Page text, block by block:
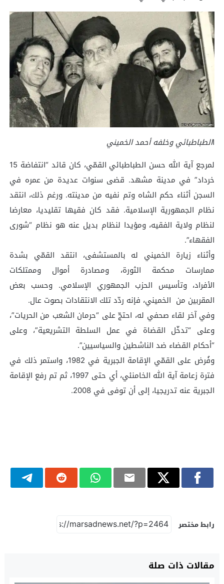
االطباطبائي وخلفه أحمد الخميني
لمرجع آية الله حسن الطباطبائي القمّي، كان قائد “انتفاضة 15
خرداد” في مدينة مشهد. قضى سنوات عديدة من عمره في
السجن أثناء حكم الشاه وتم نفيه من مدينته. ورغم ذلك، انتقد
نظام الجمهورية الإسلامية. فقد كان فقيها تقليديا، معارضا
لنظام ولاية الفقيه، ومؤيدا لنظام بديل عنه هو نظام “شورى
الفقهاء”.
وأثناء زيارة الخميني له بالمستشفى، انتقد القمّي بشدة
ممارسات محكمة الثورة، ومصادرة أموال وممتلكات
الأفراد، وتأسيس الحزب الجمهوري الإسلامي. وحسب بعض
المقربين من الخميني، فإنه ردّد تلك الانتقادات بصوت عال.
وفي آخر لقاء صحفي له، احتجّ على “حرمان الشعب من الحريات”،
وعلى “تدخّل القضاة في عمل السلطة التشريعية”، وعلى
“أحكام القضاء ضد الناشطين والسياسيين”.
وفُرض على القمّي الإقامة الجبرية في 1982، واستمر ذلك في
فترة زعامة آية الله الخامنئي، أي حتى 1997، ثم تم رفع الإقامة
الجبرية عنه تدريجيا، إلى أن توفى في 2008.
رابط مختصر
مقالات ذات صلة